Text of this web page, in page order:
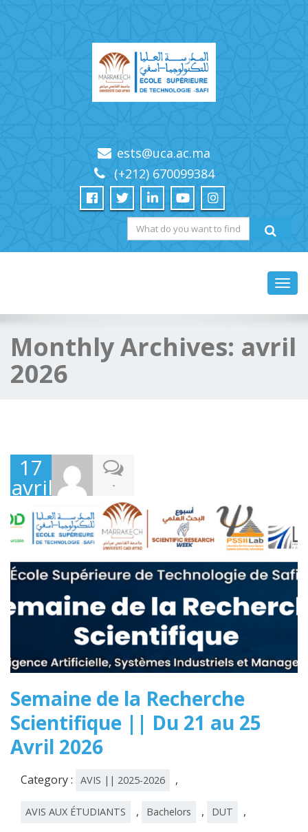
ests@uca.ac.ma
(+212) 670099384
Monthly Archives: avril
2026
17
avril
2026
-
Semaine de la Recherche
Scientifique || Du 21 au 25
Avril 2026
Category : AVIS || 2025-2026 ,
AVIS AUX ÉTUDIANTS , Bachelors , DUT ,